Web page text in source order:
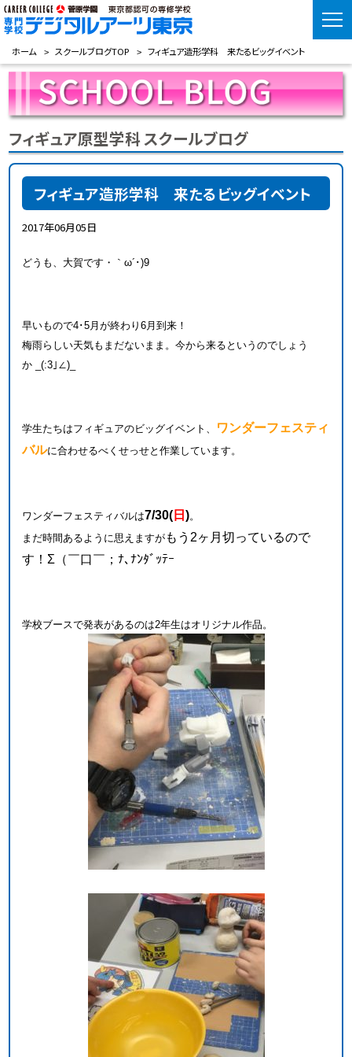
ホーム スクールブログTOP フィギュア造形学科 来たるビッグイベント
フィギュア原型学科 スクールブログ
フィギュア造形学科 来たるビッグイベント
2017年06月05日
どうも、大賀です・｀ω´･)9
早いもので4･5月が終わり6月到来！
梅雨らしい天気もまだないまま。今から来るというのでしょう
か _(:3｣∠)_
学生たちはフィギュアのビッグイベント、
ワンダーフェスティ
バルに合わせるべくせっせと作業しています。
ワンダーフェスティバルは7/30( 日)。
まだ時間あるように思えますが もう2ヶ月切っているので
す！Σ（￣口￣；ﾅ､ﾅﾝﾀﾞｯﾃｰ
学校ブースで発表があるのは2年生はオリジナル作品。